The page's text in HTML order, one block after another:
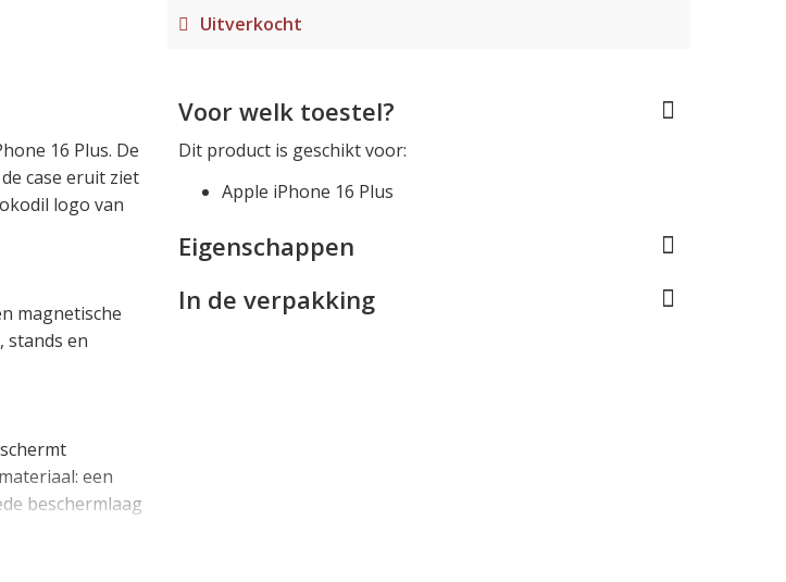
Uitverkocht
16 Plus. De
case eruit ziet
logo van
magnetische
stands en
een
beschermlaag
en de camera.
Voor welk toestel?
Dit product is geschikt voor:
Apple iPhone 16 Plus
Eigenschappen
In de verpakking